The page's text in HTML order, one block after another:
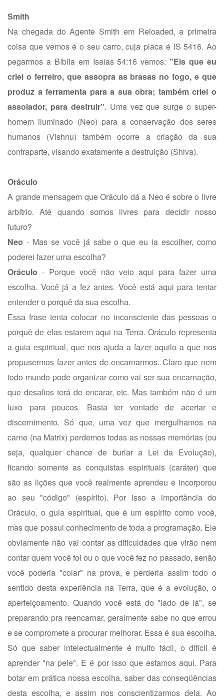
Smith
Na chegada do Agente Smith em Reloaded, a primeira
coisa que vemos é o seu carro, cuja placa é IS 5416. Ao
pegarmos a Bíblia em Isaías 54:16 vemos:"Eis que eu
criei o ferreiro, que assopra as brasas no fogo, e que
produz a ferramenta para a sua obra; também criei o
assolador, para destruir". Uma vez que surge o super-
homem iluminado (Neo) para a conservação dos seres
humanos (Vishnu) também ocorre a criação da sua
contraparte, visando exatamente a destruição (Shiva).
Oráculo
A grande mensagem que Oráculo dá a Neo é sobre o livre
arbítrio. Até quando somos livres para decidir nosso
futuro?
Neo - Mas se você já sabe o que eu ia escolher, como
poderei fazer uma escolha?
Oráculo - Porque você não veio aqui para fazer uma
escolha. Você já a fez antes. Você está aqui para tentar
entender o porquê da sua escolha.
Essa frase tenta colocar no inconsciente das pessoas o
porquê de elas estarem aqui na Terra. Oráculo representa
a guia espiritual, que nos ajuda a fazer aquilo a que nos
propusermos fazer antes de encarnarmos. Claro que nem
todo mundo pode organizar como vai ser sua encarnação,
que desafios terá de encarar, etc. Mas também não é um
luxo para poucos. Basta ter vontade de acertar e
discernimento. Só que, uma vez que mergulhamos na
carne (na Matrix) perdemos todas as nossas memórias (ou
seja, qualquer chance de burlar a Lei da Evolução),
ficando somente as conquistas espirituais (caráter) que
são as lições que você realmente aprendeu e incorporou
ao seu "código" (espírito). Por isso a importância do
Oráculo, o guia espiritual, que é um espírito como você,
mas que possui conhecimento de toda a programação. Ele
obviamente não vai contar as dificuldades que virão nem
contar quem você foi ou o que você fez no passado, senão
você poderia "colar" na prova, e perderia assim todo o
sentido desta experiência na Terra, que é a evolução, o
aperfeiçoamento. Quando você está do "lado de lá", se
preparando pra reencarnar, geralmente sabe no que errou
e se compromete a procurar melhorar. Essa é sua escolha.
Só que saber intelectualmente é muito fácil, o difícil é
aprender "na pele". E é por isso que estamos aqui. Para
botar em prática nossa escolha, saber das conseqüências
desta escolha, e assim nos conscientizarmos dela. Ao